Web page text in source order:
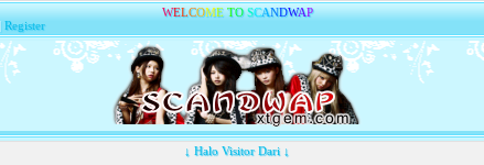
WELCOME TO SCANDWAP
|Register
↓ Halo Visitor Dari ↓